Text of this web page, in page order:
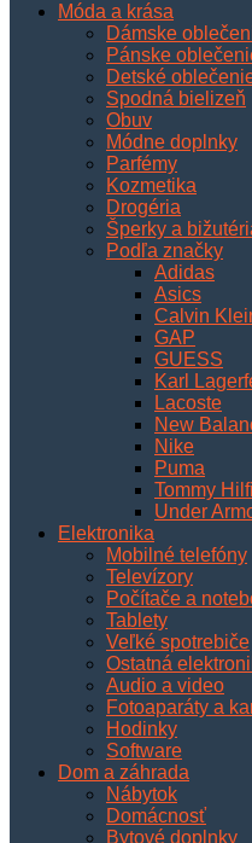
Móda a krása
Dámske
Pánske
Detské
Spodná bielizeň
Obuv
Módne doplnky
Parfémy
Kozmetika
Drogéria
Šperky a
Podľa značky
Adidas
Asics
Calvin
GAP
GUESS
Karl
Lacoste
New
Nike
Puma
Tommy
Under
Elektronika
Mobilné telefóny
Televízory
Počítače a
Tablety
Veľké spotrebiče
Ostatná
Audio a video
Fotoaparáty a
Hodinky
Software
Dom a záhrada
Nábytok
Domácnosť
Bytové doplnky